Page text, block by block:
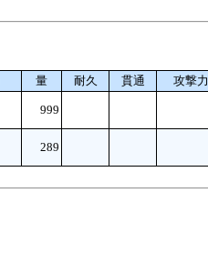
量 耐久 貫通 攻撃力
999
289